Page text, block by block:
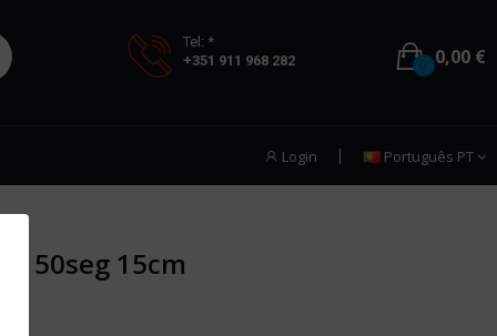
Tel: *
+351 911 968 282
0,00 €
0
Login Português PT
50seg 15cm